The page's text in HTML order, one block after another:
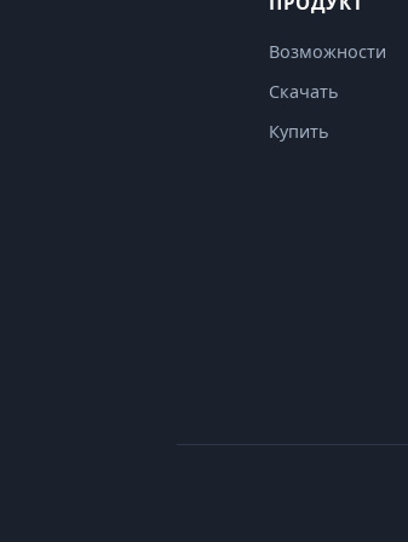
Возможности
Скачать
Купить